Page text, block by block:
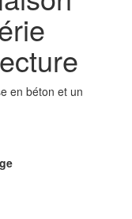
en béton et un